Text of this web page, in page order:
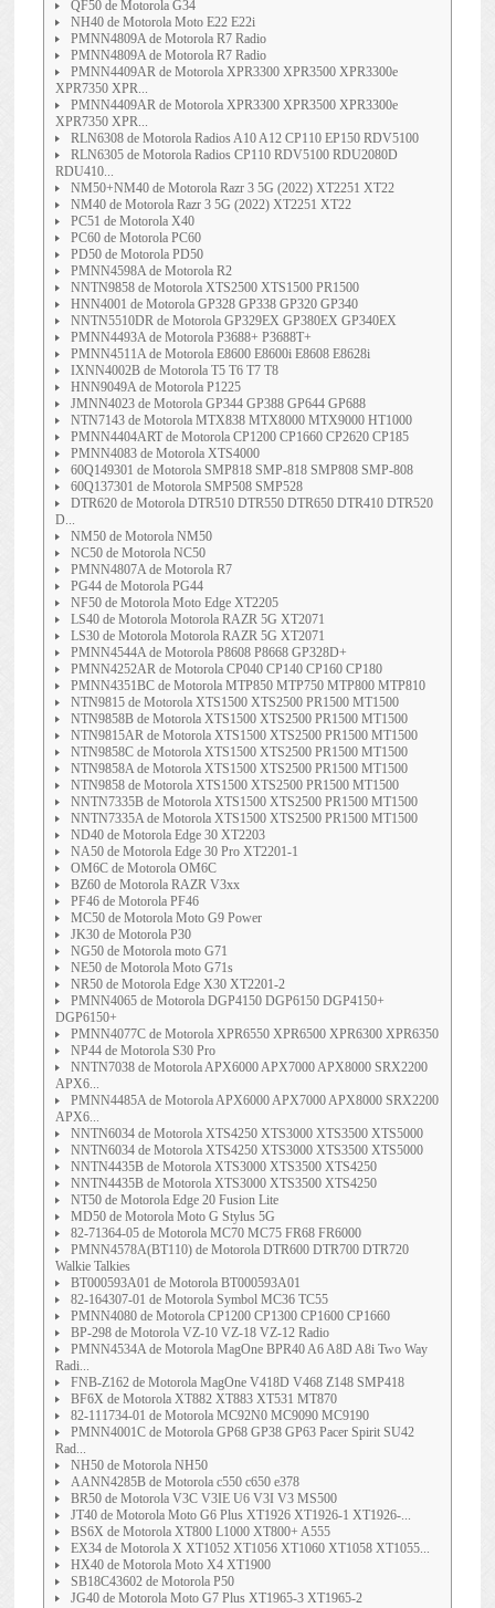
QF50 de Motorola G34
NH40 de Motorola Moto E22 E22i
PMNN4809A de Motorola R7 Radio
PMNN4809A de Motorola R7 Radio
PMNN4409AR de Motorola XPR3300 XPR3500 XPR3300e
XPR7350 XPR...
PMNN4409AR de Motorola XPR3300 XPR3500 XPR3300e
XPR7350 XPR...
RLN6308 de Motorola Radios A10 A12 CP110 EP150 RDV5100
RLN6305 de Motorola Radios CP110 RDV5100 RDU2080D
RDU410...
NM50+NM40 de Motorola Razr 3 5G (2022) XT2251 XT22
NM40 de Motorola Razr 3 5G (2022) XT2251 XT22
PC51 de Motorola X40
PC60 de Motorola PC60
PD50 de Motorola PD50
PMNN4598A de Motorola R2
NNTN9858 de Motorola XTS2500 XTS1500 PR1500
HNN4001 de Motorola GP328 GP338 GP320 GP340
NNTN5510DR de Motorola GP329EX GP380EX GP340EX
PMNN4493A de Motorola P3688+ P3688T+
PMNN4511A de Motorola E8600 E8600i E8608 E8628i
IXNN4002B de Motorola T5 T6 T7 T8
HNN9049A de Motorola P1225
JMNN4023 de Motorola GP344 GP388 GP644 GP688
NTN7143 de Motorola MTX838 MTX8000 MTX9000 HT1000
PMNN4404ART de Motorola CP1200 CP1660 CP2620 CP185
PMNN4083 de Motorola XTS4000
60Q149301 de Motorola SMP818 SMP-818 SMP808 SMP-808
60Q137301 de Motorola SMP508 SMP528
DTR620 de Motorola DTR510 DTR550 DTR650 DTR410 DTR520
D...
NM50 de Motorola NM50
NC50 de Motorola NC50
PMNN4807A de Motorola R7
PG44 de Motorola PG44
NF50 de Motorola Moto Edge XT2205
LS40 de Motorola Motorola RAZR 5G XT2071
LS30 de Motorola Motorola RAZR 5G XT2071
PMNN4544A de Motorola P8608 P8668 GP328D+
PMNN4252AR de Motorola CP040 CP140 CP160 CP180
PMNN4351BC de Motorola MTP850 MTP750 MTP800 MTP810
NTN9815 de Motorola XTS1500 XTS2500 PR1500 MT1500
NTN9858B de Motorola XTS1500 XTS2500 PR1500 MT1500
NTN9815AR de Motorola XTS1500 XTS2500 PR1500 MT1500
NTN9858C de Motorola XTS1500 XTS2500 PR1500 MT1500
NTN9858A de Motorola XTS1500 XTS2500 PR1500 MT1500
NTN9858 de Motorola XTS1500 XTS2500 PR1500 MT1500
NNTN7335B de Motorola XTS1500 XTS2500 PR1500 MT1500
NNTN7335A de Motorola XTS1500 XTS2500 PR1500 MT1500
ND40 de Motorola Edge 30 XT2203
NA50 de Motorola Edge 30 Pro XT2201-1
OM6C de Motorola OM6C
BZ60 de Motorola RAZR V3xx
PF46 de Motorola PF46
MC50 de Motorola Moto G9 Power
JK30 de Motorola P30
NG50 de Motorola moto G71
NE50 de Motorola Moto G71s
NR50 de Motorola Edge X30 XT2201-2
PMNN4065 de Motorola DGP4150 DGP6150 DGP4150+
DGP6150+
PMNN4077C de Motorola XPR6550 XPR6500 XPR6300 XPR6350
NP44 de Motorola S30 Pro
NNTN7038 de Motorola APX6000 APX7000 APX8000 SRX2200
APX6...
PMNN4485A de Motorola APX6000 APX7000 APX8000 SRX2200
APX6...
NNTN6034 de Motorola XTS4250 XTS3000 XTS3500 XTS5000
NNTN6034 de Motorola XTS4250 XTS3000 XTS3500 XTS5000
NNTN4435B de Motorola XTS3000 XTS3500 XTS4250
NNTN4435B de Motorola XTS3000 XTS3500 XTS4250
NT50 de Motorola Edge 20 Fusion Lite
MD50 de Motorola Moto G Stylus 5G
82-71364-05 de Motorola MC70 MC75 FR68 FR6000
PMNN4578A(BT110) de Motorola DTR600 DTR700 DTR720
Walkie Talkies
BT000593A01 de Motorola BT000593A01
82-164307-01 de Motorola Symbol MC36 TC55
PMNN4080 de Motorola CP1200 CP1300 CP1600 CP1660
BP-298 de Motorola VZ-10 VZ-18 VZ-12 Radio
PMNN4534A de Motorola MagOne BPR40 A6 A8D A8i Two Way
Radi...
FNB-Z162 de Motorola MagOne V418D V468 Z148 SMP418
BF6X de Motorola XT882 XT883 XT531 MT870
82-111734-01 de Motorola MC92N0 MC9090 MC9190
PMNN4001C de Motorola GP68 GP38 GP63 Pacer Spirit SU42
Rad...
NH50 de Motorola NH50
AANN4285B de Motorola c550 c650 e378
BR50 de Motorola V3C V3IE U6 V3I V3 MS500
JT40 de Motorola Moto G6 Plus XT1926 XT1926-1 XT1926-...
BS6X de Motorola XT800 L1000 XT800+ A555
EX34 de Motorola X XT1052 XT1056 XT1060 XT1058 XT1055...
HX40 de Motorola Moto X4 XT1900
SB18C43602 de Motorola P50
JG40 de Motorola Moto G7 Plus XT1965-3 XT1965-2